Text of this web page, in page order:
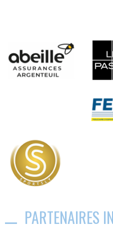
PARTENAIRES